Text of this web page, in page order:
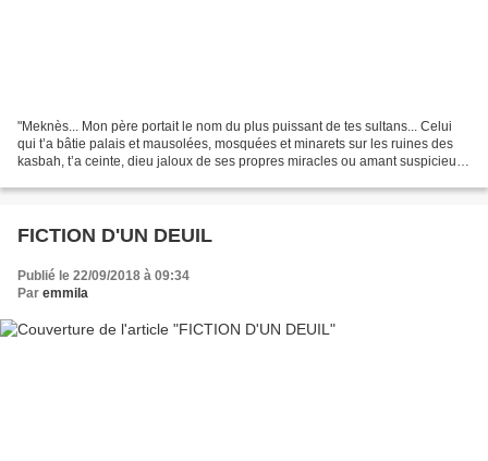
"Meknès... Mon père portait le nom du plus puissant de tes sultans... Celui
qui t’a bâtie palais et mausolées, mosquées et minarets sur les ruines des
kasbah, t’a ceinte, dieu jaloux de ses propres miracles ou amant suspicieux
FICTION D'UN DEUIL
Publié le 22/09/2018 à 09:34
Par emmila